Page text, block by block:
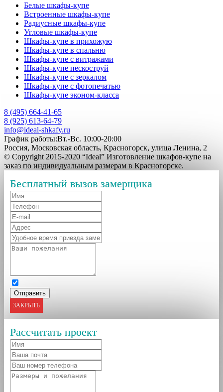
Белые шкафы-купе
Встроенные шкафы-купе
Радиусные шкафы-купе
Угловые шкафы-купе
Шкафы-купе в прихожую
Шкафы-купе в спальню
Шкафы-купе с витражами
Шкафы-купе пескоструй
Шкафы-купе с зеркалом
Шкафы-купе с фотопечатью
Шкафы-купе эконом-класса
8 (495) 664-41-65
8 (925) 613-64-79
info@ideal-shkafy.ru
График работы:Вт.-Вс. 10:00-20:00
Россия, Московская область, Красногорск, улица Ленина, 2
© Copyright 2015-2020 “Ideal” Изготовление шкафов-купе на
заказ по индивидуальным размерам в Красногорске.
Бесплатный вызов замерщика
ЗАКРЫТЬ
Рассчитать проект